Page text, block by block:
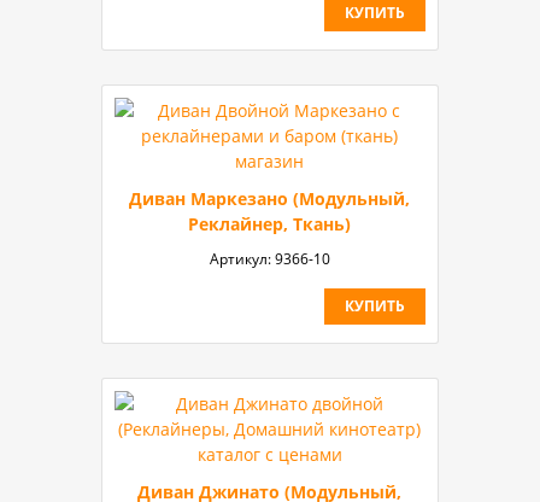
КУПИТЬ
Диван Маркезано (Модульный,
Реклайнер, Ткань)
Артикул:9366-10
КУПИТЬ
Диван Джинато (Модульный,